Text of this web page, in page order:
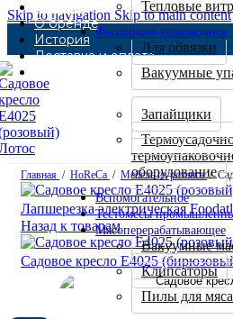
Skip to navigation Skip to main content
Каталог
О бренде
История
Доставка и оплата
Тепловые
Фасовочно-упаковочное
Для обвязки
Вакуумные
Запайщики
оборудование
Вспомогательное
Тестомесы
Мясоперерабатывающее
Вакуумные
Клипсаторы
Пилы для мяса
Главная / HoReCa / Мебель из ротанга/
Лапшерезка электрическая
Назад к товарам
Садовое кресло E4025